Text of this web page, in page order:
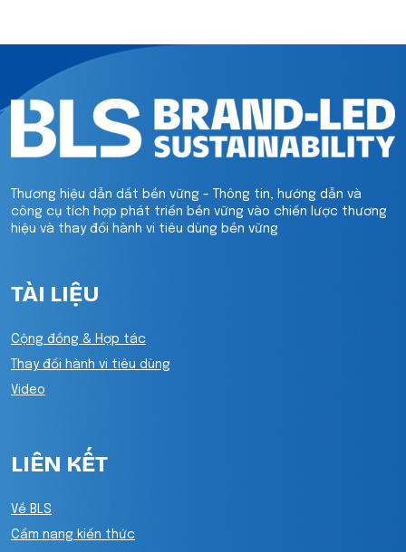
Thương hiệu dẫn dắt bền vững - Thông tin, hướng dẫn và
công cụ tích hợp phát triển bền vững vào chiến lược thương
hiệu và thay đổi hành vi tiêu dùng bền vững
TÀI LIỆU
Cộng đồng & Hợp tác
Thay đổi hành vi tiêu dùng
Video
LIÊN KẾT
Về BLS
Cẩm nang kiến thức